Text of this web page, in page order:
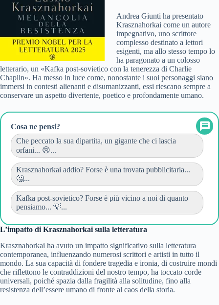
Andrea Giunti ha presentato
Krasznahorkai come un autore
impegnativo, uno scrittore
complesso destinato a lettori
esigenti, ma allo stesso tempo lo
ha paragonato a un colosso
letterario, un «Kafka post-sovietico con la tenerezza di Charlie
Chaplin». Ha messo in luce come, nonostante i suoi personaggi siano
immersi in contesti alienanti e disumanizzanti, essi riescano sempre a
conservare un aspetto divertente, poetico e profondamente umano.
Cosa ne pensi?
Che peccato la sua dipartita, un gigante che ci lascia
orfani... 😢...
Krasznahorkai addio? Forse è una trovata pubblicitaria...
🤔...
Kafka post-sovietico? Forse è più vicino a noi di quanto
pensiamo... 💡...
L’impatto di Krasznahorkai sulla letteratura
Krasznahorkai ha avuto un impatto significativo sulla letteratura
contemporanea, influenzando numerosi scrittori e artisti in tutto il
mondo. La sua capacità di fondere tragedia e ironia, di costruire mondi
che riflettono le contraddizioni del nostro tempo, ha toccato corde
universali, poiché spazia dalla fragilità alla solitudine, fino alla
resistenza dell’essere umano di fronte al caos della storia.